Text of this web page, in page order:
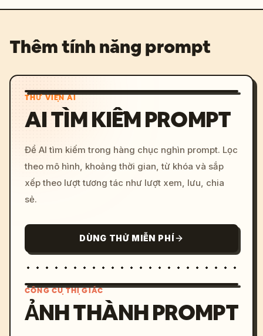
Thêm tính năng prompt
THƯ VIỆN AI
AI TÌM KIẾM PROMPT
Để AI tìm kiếm trong hàng chục nghìn prompt. Lọc
theo mô hình, khoảng thời gian, từ khóa và sắp
xếp theo lượt tương tác như lượt xem, lưu, chia
sẻ.
DÙNG THỬ MIỄN PHÍ
CÔNG CỤ THỊ GIÁC
ẢNH THÀNH PROMPT